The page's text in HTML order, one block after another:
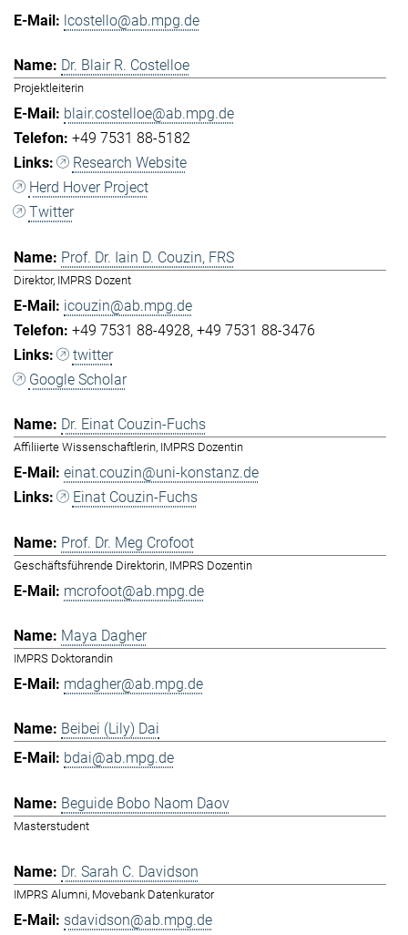
lcostello@ab.mpg.de
Dr. Blair R. Costelloe
Projektleiterin
blair.costelloe@ab.mpg.de
+49 7531 88-5182
Research Website
Herd Hover Project
Twitter
Prof. Dr. Iain D. Couzin, FRS
Direktor, IMPRS Dozent
icouzin@ab.mpg.de
+49 7531 88-4928 +49 7531 88-3476
twitter
Google Scholar
Dr. Einat Couzin-Fuchs
Affiliierte Wissenschaftlerin, IMPRS Dozentin
einat.couzin@uni-konstanz.de
Einat Couzin-Fuchs
Prof. Dr. Meg Crofoot
Geschäftsführende Direktorin, IMPRS Dozentin
mcrofoot@ab.mpg.de
Maya Dagher
IMPRS Doktorandin
mdagher@ab.mpg.de
Beibei (Lily) Dai
bdai@ab.mpg.de
Beguide Bobo Naom Daov
Masterstudent
Dr. Sarah C. Davidson
IMPRS Alumni, Movebank Datenkurator
sdavidson@ab.mpg.de